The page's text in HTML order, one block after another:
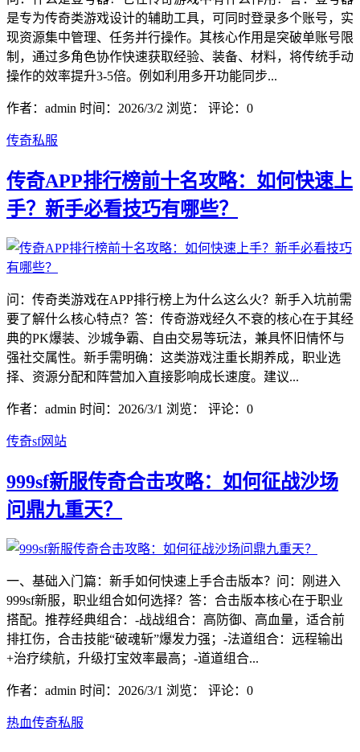
是专为传奇类游戏设计的辅助工具，可同时登录多个账号，实
现资源集中管理、任务并行操作。其核心作用是突破单账号限
制，通过多角色协作快速获取经验、装备、材料，将传统手动
操作的效率提升3-5倍。例如利用多开功能同步...
作者：admin 时间：2026/3/2 浏览： 评论：0
传奇私服
传奇APP排行榜前十名攻略：如何快速上
手？新手必看技巧有哪些？
问：传奇类游戏在APP排行榜上为什么这么火？新手入坑前需
要了解什么核心特点？答：传奇游戏经久不衰的核心在于其经
典的PK爆装、沙城争霸、自由交易等玩法，兼具怀旧情怀与
强社交属性。新手需明确：这类游戏注重长期养成，职业选
择、资源分配和阵营加入直接影响成长速度。建议...
作者：admin 时间：2026/3/1 浏览： 评论：0
传奇sf网站
999sf新服传奇合击攻略：如何征战沙场
问鼎九重天？
一、基础入门篇：新手如何快速上手合击版本？问：刚进入
999sf新服，职业组合如何选择？答：合击版本核心在于职业
搭配。推荐经典组合：-战战组合：高防御、高血量，适合前
排扛伤，合击技能“破魂斩”爆发力强；-法道组合：远程输出
+治疗续航，升级打宝效率最高；-道道组合...
作者：admin 时间：2026/3/1 浏览： 评论：0
热血传奇私服